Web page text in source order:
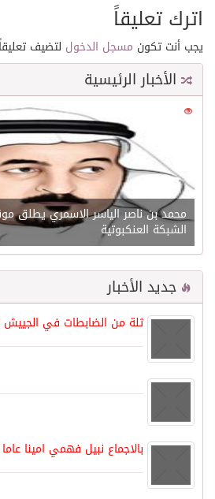
اترك تعليقاً
يجب أنت تكون مسجل الدخول لتضيف
الأخبار الرئيسية
21606
محمد بن ناصر الياسر الاسمري يطلق
الشبكة العنكبوتية
جديد الأخبار
ثلة من الضابطات في الجييش
بالاجماع نبيل فهمي امينا عاما